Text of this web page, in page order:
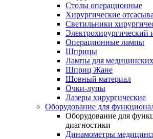
Столы операционные
Хирургические
Светильники
Электрохирургический
Операционные лампы
Шприцы
Лампы для
Шприц Жане
Шовный материал
Очки-лупы
Лазеры хирургические
Оборудование для
Оборудование для
диагностики
Динамометры